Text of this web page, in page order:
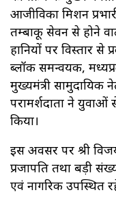
आजीविका मिशन
तम्बाकू सेवन से होने
हानियों पर विस्तार से
ब्लॉक समन्वयक,
मुख्यमंत्री सामुदायिक
परामर्शदाता ने
किया।
इस अवसर पर श्री
प्रजापति तथा बड़ी
एवं नागरिक उपस्थित